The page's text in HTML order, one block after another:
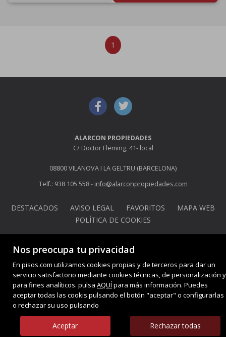
Nos preocupa tu privacidad
En pisos.com utilizamos cookies propias y de terceros para dar un
servicio satisfactorio mediante cookies técnicas, de personalización y
para fines analíticos. pulsa AQUÍpara más información. Puedes
aceptar todas las cookis pulsando el botón "aceptar" o configurarlas
o rechazar su uso pulsando
Aceptar Rechazar todas
1
ALARCON PROPIEDADES
C/ Doctor Fleming, 41- local
08800 VILANOVA I LA GELTRU (BARCELONA)
Telf.: 938 105 558 - info@alarconpropiedades.com
DESTACADOS AVISO LEGAL FAVORITOS
MAPA WEB
POLÍTICA DE COOKIES